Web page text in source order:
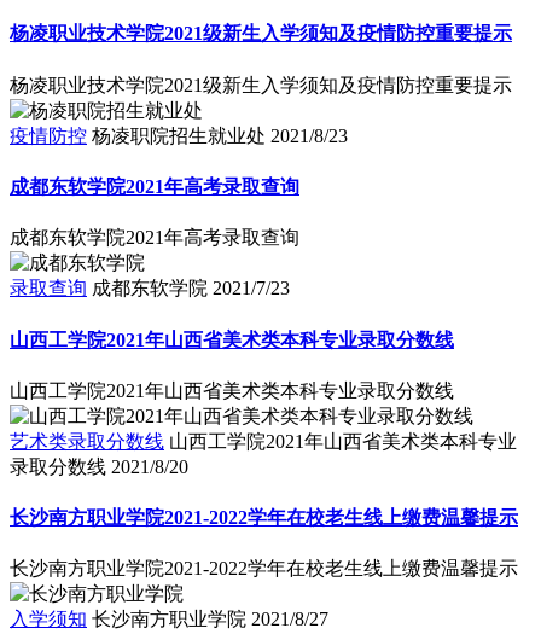
杨凌职业技术学院2021级新生入学须知及疫情防控重要提示
杨凌职业技术学院2021级新生入学须知及疫情防控重要提示
疫情防控 杨凌职院招生就业处 2021/8/23
成都东软学院2021年高考录取查询
成都东软学院2021年高考录取查询
录取查询 成都东软学院 2021/7/23
山西工学院2021年山西省美术类本科专业录取分数线
山西工学院2021年山西省美术类本科专业录取分数线
艺术类录取分数线 山西工学院2021年山西省美术类本科专业
录取分数线 2021/8/20
长沙南方职业学院2021-2022学年在校老生线上缴费温馨提示
长沙南方职业学院2021-2022学年在校老生线上缴费温馨提示
入学须知 长沙南方职业学院 2021/8/27